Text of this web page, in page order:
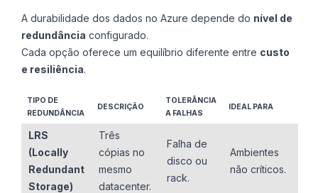
A durabilidade dos dados no Azure depende do nível de
redundância configurado.
Cada opção oferece um equilíbrio diferente entre custo
e resiliência.
TIPO DE
REDUNDÂNCIA
DESCRIÇÃO
TOLERÂNCIA
A FALHAS
IDEAL PARA
LRS
(Locally
Redundant
Storage)
Três
cópias no
mesmo
datacenter.
Falha de
disco ou
rack.
Ambientes
não críticos.